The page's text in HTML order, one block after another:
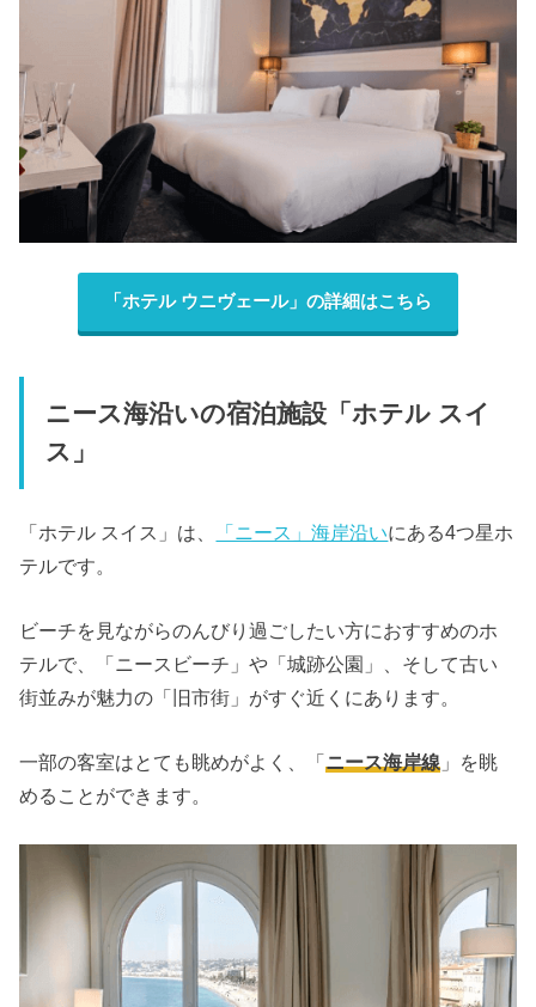
「ホテル ウニヴェール」の詳細はこちら
ニース海沿いの宿泊施設「ホテル スイ
ス」
「ホテル スイス」は、 「ニース」海岸沿いにある4つ星ホ
テルです。
ビーチを見ながらのんびり過ごしたい方におすすめのホ
テルで、「ニースビーチ」や「城跡公園」、そして古い
街並みが魅力の「旧市街」がすぐ近くにあります。
一部の客室はとても眺めがよく、「ニース海岸線 」を眺
めることができます。